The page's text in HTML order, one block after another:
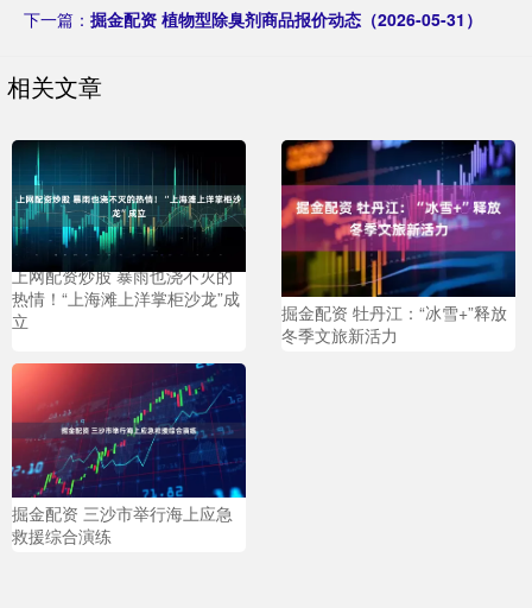
下一篇： 掘金配资 植物型除臭剂商品报价动态（2026-05-31）
相关文章
上网配资炒股 暴雨也浇不灭的
热情！“上海滩上洋掌柜沙龙”成
立
掘金配资 牡丹江：“冰雪+”释放
冬季文旅新活力
掘金配资 三沙市举行海上应急
救援综合演练